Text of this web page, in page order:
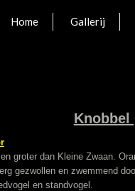
Home Gallerij
Knobbel
groter dan Kleine Zwaan.
gezwollen en zwemmend
en standvogel.